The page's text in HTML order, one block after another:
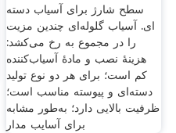
سطح شارژ برای آسیاب دسته
ای. آسیاب گلوله‌ای چندین مزیت
را در مجموع به رخ می‌کشد:
هزینهٔ نصب و مادهٔ آسیاب‌کننده
کم است؛ برای هر دو نوع تولید
دسته‌ای و پیوسته مناسب است؛
ظرفیت بالایی دارد؛ به‌طور مشابه
برای آسایب مدار